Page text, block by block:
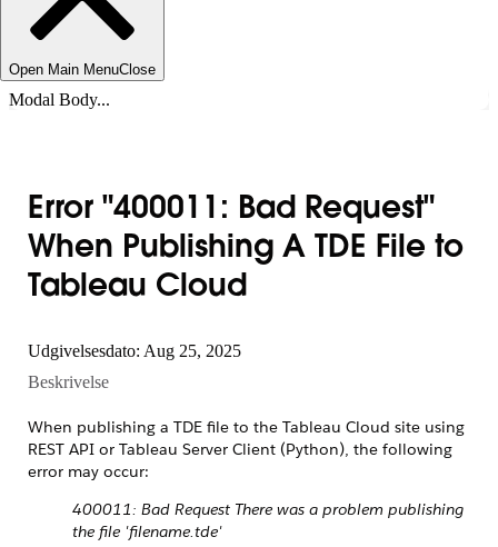
Open Main MenuClose
Modal Body...
Error "400011: Bad Request"
When Publishing A TDE File to
Tableau Cloud
Udgivelsesdato: Aug 25, 2025
Beskrivelse
When publishing a TDE file to the Tableau Cloud site using
REST API or Tableau Server Client (Python), the following
error may occur:
400011: Bad Request There was a problem publishing
the file 'filename.tde'